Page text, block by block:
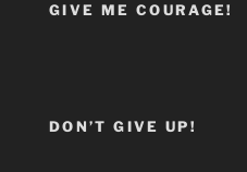
GIVE ME COURAGE!
DON’T GIVE UP!